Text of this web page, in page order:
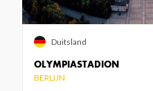
OLYMPIASTADION
BERLIJN
Duitsland